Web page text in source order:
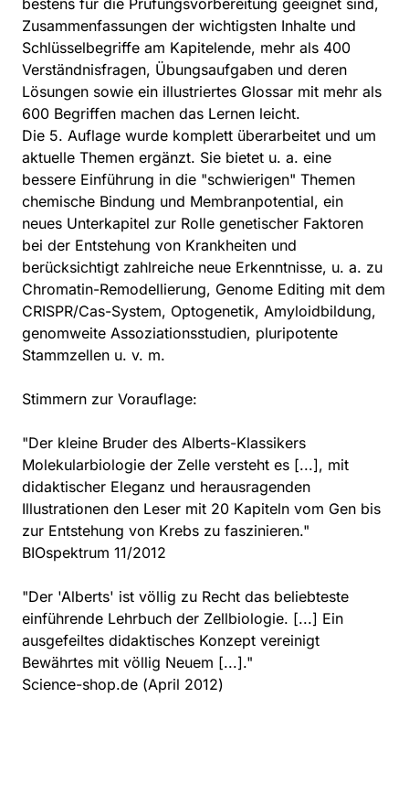
Zusammenfassungen der wichtigsten Inhalte und
Schlüsselbegriffe am Kapitelende, mehr als 400
Verständnisfragen, Übungsaufgaben und deren
Lösungen sowie ein illustriertes Glossar mit mehr als
600 Begriffen machen das Lernen leicht.
Die 5. Auflage wurde komplett überarbeitet und um
aktuelle Themen ergänzt. Sie bietet u. a. eine
bessere Einführung in die "schwierigen" Themen
chemische Bindung und Membranpotential, ein
neues Unterkapitel zur Rolle genetischer Faktoren
bei der Entstehung von Krankheiten und
berücksichtigt zahlreiche neue Erkenntnisse, u. a. zu
Chromatin-Remodellierung, Genome Editing mit dem
CRISPR/Cas-System, Optogenetik, Amyloidbildung,
genomweite Assoziationsstudien, pluripotente
Stammzellen u. v. m.
Stimmern zur Vorauflage:
"Der kleine Bruder des Alberts-Klassikers
Molekularbiologie der Zelle versteht es [...], mit
didaktischer Eleganz und herausragenden
Illustrationen den Leser mit 20 Kapiteln vom Gen bis
zur Entstehung von Krebs zu faszinieren."
BIOspektrum 11/2012
"Der 'Alberts' ist völlig zu Recht das beliebteste
einführende Lehrbuch der Zellbiologie. [...] Ein
ausgefeiltes didaktisches Konzept vereinigt
Bewährtes mit völlig Neuem [...]."
Science-shop.de (April 2012)